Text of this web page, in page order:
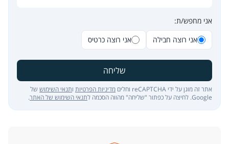
אני מחפש/ת:
אני רוצה חבילה
אני רוצה כרטיס
שליחה
אתר זה מוגן על ידי reCAPTCHA וחלים מדיניות הפרטיות ותנאי השימוש של
Google. לחיצה על כפתור "שליחה" מהווה הסכמה ל
תנאי השימוש של האתר.